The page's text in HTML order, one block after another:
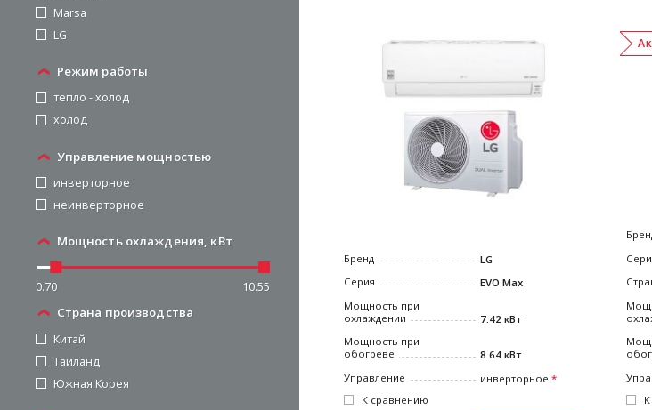
Marsa
LG
Режим работы
тепло - холод
холод
Управление мощностью
инверторное
неинверторное
Мощность охлаждения, кВт
0.70 10.55
Страна производства
Китай
Таиланд
Южная Корея
Бренд
LG
Серия
EVO Max
Мощность при
охлаждении
7.42 кВт
Мощность при
обогреве
8.64 кВт
Управление
инверторное
К сравнению